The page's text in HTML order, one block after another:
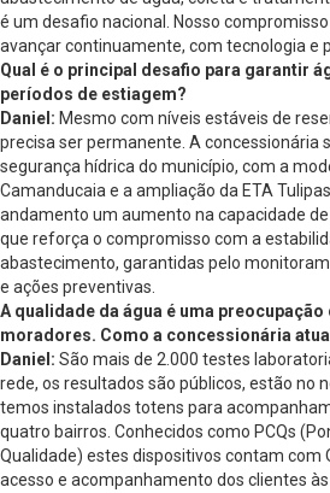
é um desafio nacional. Nosso
avançar continuamente, com tecnologia e
Qual é o principal desafio para garantir
períodos de estiagem?
Daniel: Mesmo com níveis estáveis de
precisa ser permanente. A concessionária
segurança hídrica do município, com a
Camanducaia e a ampliação da ETA
andamento um aumento na capacidade
que reforça o compromisso com a
abastecimento, garantidas pelo
e ações preventivas.
A qualidade da água é uma
moradores. Como a concessionária
Daniel: São mais de 2.000 testes
rede, os resultados são públicos, estão no
temos instalados totens para
quatro bairros. Conhecidos como PCQs
Qualidade) estes dispositivos contam com
acesso e acompanhamento dos clientes